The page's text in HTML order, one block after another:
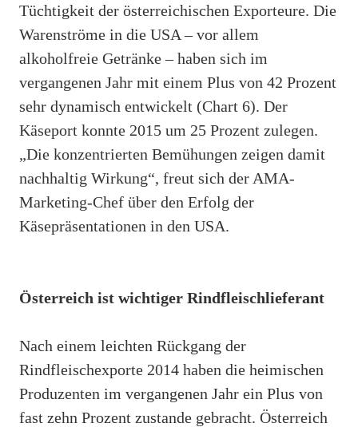
Tüchtigkeit der österreichischen Exporteure. Die
Warenströme in die USA – vor allem
alkoholfreie Getränke – haben sich im
vergangenen Jahr mit einem Plus von 42 Prozent
sehr dynamisch entwickelt (Chart 6). Der
Käseport konnte 2015 um 25 Prozent zulegen.
„Die konzentrierten Bemühungen zeigen damit
nachhaltig Wirkung“, freut sich der AMA-
Marketing-Chef über den Erfolg der
Käsepräsentationen in den USA.
Österreich ist wichtiger Rindfleischlieferant
Nach einem leichten Rückgang der
Rindfleischexporte 2014 haben die heimischen
Produzenten im vergangenen Jahr ein Plus von
fast zehn Prozent zustande gebracht. Österreich